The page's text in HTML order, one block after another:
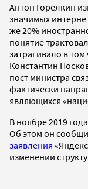
Антон Горелкин
значимых
же 20%
понятие
затрагивало в
Константин
пост министра
фактически
являющихся
В ноябре 2019
Об этом он
заявления
изменении